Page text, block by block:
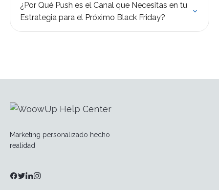
¿Por Qué Push es el Canal que Necesitas en tu
Estrategia para el Próximo Black Friday?
Marketing personalizado hecho
realidad